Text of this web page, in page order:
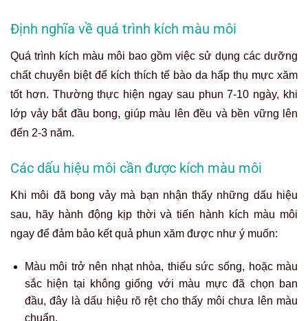
Định nghĩa về quá trình kích màu môi
Quá trình kích màu môi bao gồm việc sử dụng các dưỡng
chất chuyên biệt để kích thích tế bào da hấp thụ mực xăm
tốt hơn. Thường thực hiện ngay sau phun 7-10 ngày, khi
lớp vảy bắt đầu bong, giúp màu lên đều và bền vững lên
đến 2-3 năm.
Các dấu hiệu môi cần được kích màu môi
Khi môi đã bong vảy mà bạn nhận thấy những dấu hiệu
sau, hãy hành động kịp thời và tiến hành kích màu môi
ngay để đảm bảo kết quả phun xăm được như ý muốn:
Màu môi trở nên nhạt nhòa, thiếu sức sống, hoặc màu
sắc hiện tại khônggiống với màu mực đã chọn ban
đầu,đây là dấu hiệu rõ rệt cho thấy môi chưa lên màu
chuẩn.